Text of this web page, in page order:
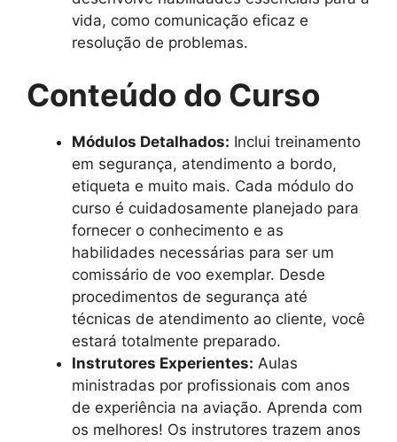
vida, como comunicação eficaz e
resolução de problemas.
Conteúdo do Curso
Módulos Detalhados: Inclui treinamento
em segurança, atendimento a bordo,
etiqueta e muito mais. Cada módulo do
curso é cuidadosamente planejado para
fornecer o conhecimento e as
habilidades necessárias para ser um
comissário de voo exemplar. Desde
procedimentos de segurança até
técnicas de atendimento ao cliente, você
estará totalmente preparado.
Instrutores Experientes: Aulas
ministradas por profissionais com anos
de experiência na aviação. Aprenda com
os melhores! Os instrutores trazem anos